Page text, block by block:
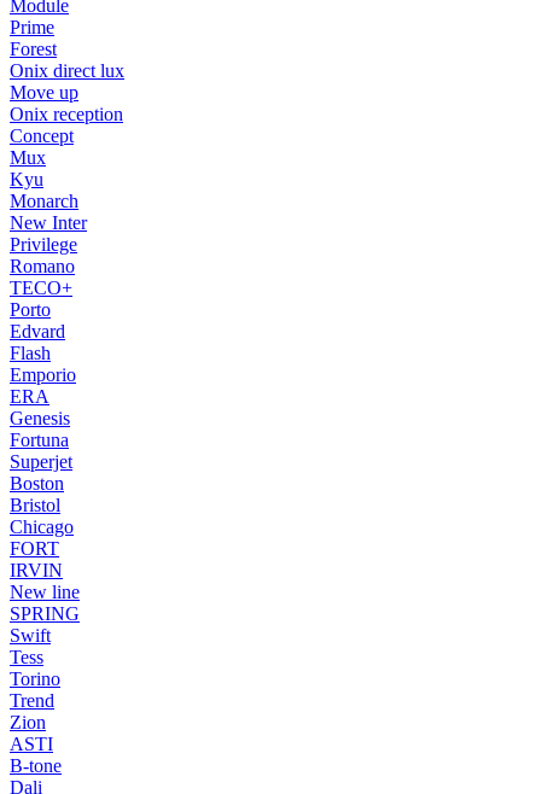
Module
Prime
Forest
Onix direct lux
Move up
Onix reception
Concept
Mux
Kyu
Monarch
New Inter
Privilege
Romano
TECO+
Porto
Edvard
Flash
Emporio
ERA
Genesis
Fortuna
Superjet
Boston
Bristol
Chicago
FORT
IRVIN
New line
SPRING
Swift
Tess
Torino
Trend
Zion
ASTI
B-tone
Dali